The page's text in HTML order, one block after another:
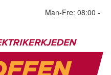
Man-Fre: 08:00 -